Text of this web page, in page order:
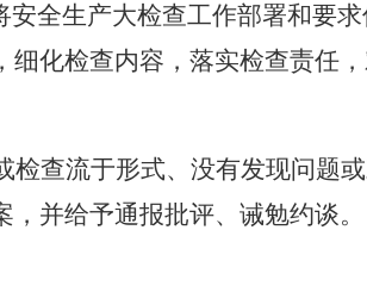
安全生产大检查工作部署和要
化检查内容，落实检查责任
查流于形式、没有发现问题
并给予通报批评、诫勉约谈。